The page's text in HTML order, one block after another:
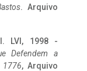
. Arquivo
LVI, 1998 -
Defendem a
1776, Arquivo